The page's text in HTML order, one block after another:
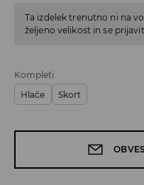
Ta izdelek trenutno ni na
željeno velikost in se
Kompleti
Hlače
Skort